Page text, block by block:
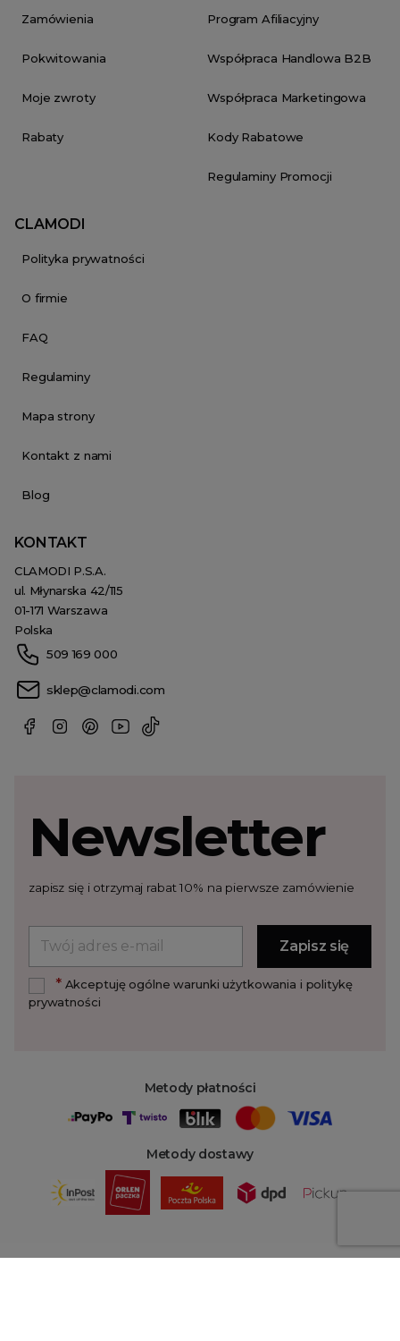
Zamówienia
Pokwitowania
Moje zwroty
Rabaty
Program Afiliacyjny
Współpraca Handlowa B2B
Współpraca Marketingowa
Kody Rabatowe
Regulaminy Promocji
CLAMODI
Polityka prywatności
O firmie
FAQ
Regulaminy
Mapa strony
Kontakt z nami
Blog
KONTAKT
CLAMODI P.S.A.
ul. Młynarska 42/115
01-171 Warszawa
Polska
509 169 000
sklep@clamodi.com
Metody płatności
Metody dostawy
Newsletter
zapisz się i otrzymaj rabat 10% na pierwsze zamówienie
*Akceptuję ogólne warunki użytkowania i politykę
prywatności